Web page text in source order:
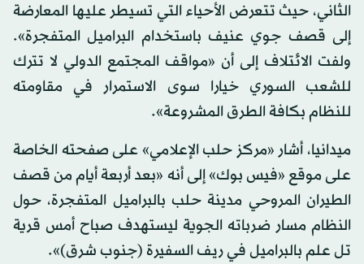
الثاني، حيث تتعرض الأحياء التي تسيطر عليها المعارضة
إلى قصف جوي عنيف باستخدام البراميل المتفجرة».
ولفت الائتلاف إلى أن «مواقف المجتمع الدولي لا تترك
للشعب السوري خيارا سوى الاستمرار في مقاومته
للنظام بكافة الطرق المشروعة».
ميدانيا، أشار «مركز حلب الإعلامي» على صفحته الخاصة
على موقع «فيس بوك» إلى أنه «بعد أربعة أيام من قصف
الطيران المروحي مدينة حلب بالبراميل المتفجرة، حول
النظام مسار ضرباته الجوية ليستهدف صباح أمس قرية
تل علم بالبراميل في ريف السفيرة (جنوب شرق)».